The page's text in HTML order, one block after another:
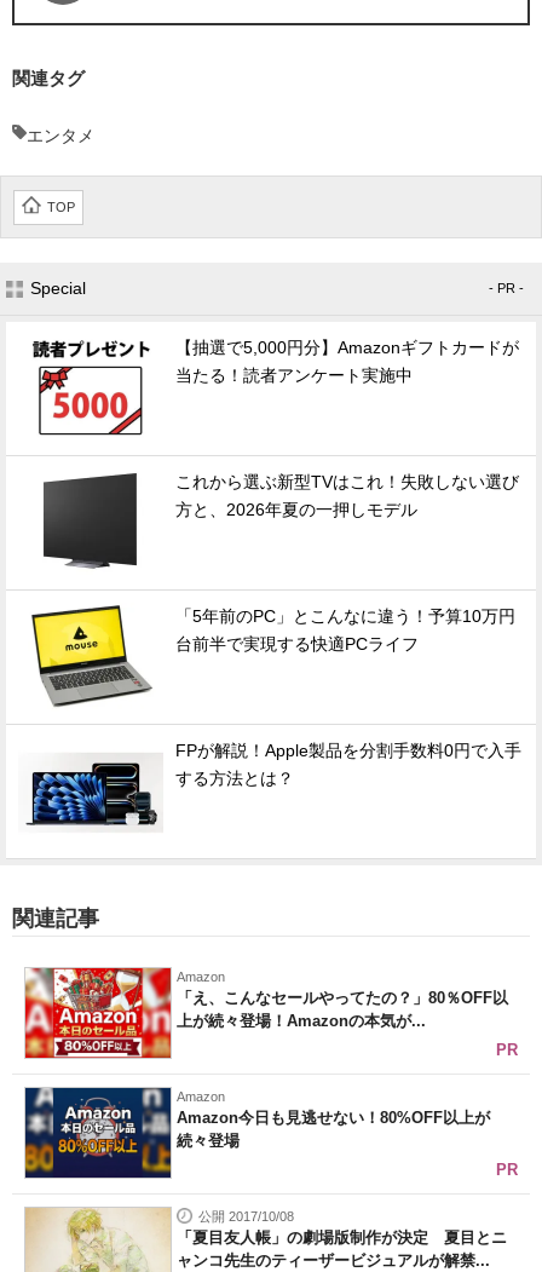
関連タグ
エンタメ
TOP
Special - PR -
【抽選で5,000円分】Amazonギフトカードが
当たる！読者アンケート実施中
これから選ぶ新型TVはこれ！失敗しない選び
方と、2026年夏の一押しモデル
「5年前のPC」とこんなに違う！予算10万円
台前半で実現する快適PCライフ
FPが解説！Apple製品を分割手数料0円で入手
する方法とは？
関連記事
Amazon
「え、こんなセールやってたの？」80％OFF以
上が続々登場！Amazonの本気が...
PR
Amazon
Amazon今日も見逃せない！80%OFF以上が
続々登場
PR
公開 2017/10/08
「夏目友人帳」の劇場版制作が決定 夏目とニ
ャンコ先生のティーザービジュアルが解禁...